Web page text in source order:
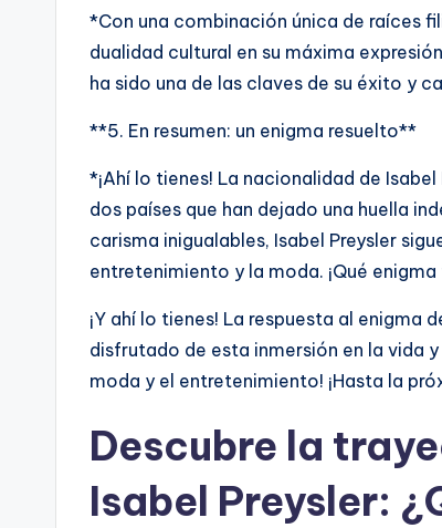
*Con una combinación única de raíces
dualidad cultural en su máxima
ha sido una de las claves de su éxito y
**5. En resumen: un enigma resuelto**
*¡Ahí lo tienes! La nacionalidad de
dos países que han dejado una huella
carisma inigualables, Isabel Preysler
entretenimiento y la moda. ¡Qué
¡Y ahí lo tienes! La respuesta al enigma
disfrutado de esta inmersión en la vida
moda y el entretenimiento! ¡Hasta la
Descubre la
Isabel Preysler: